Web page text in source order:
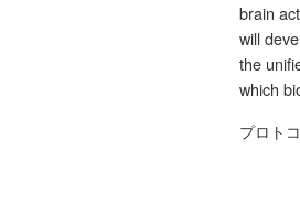
brain
will
the
which
プロト